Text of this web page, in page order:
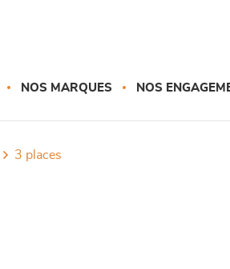
NOS MARQUES NOS
3 places